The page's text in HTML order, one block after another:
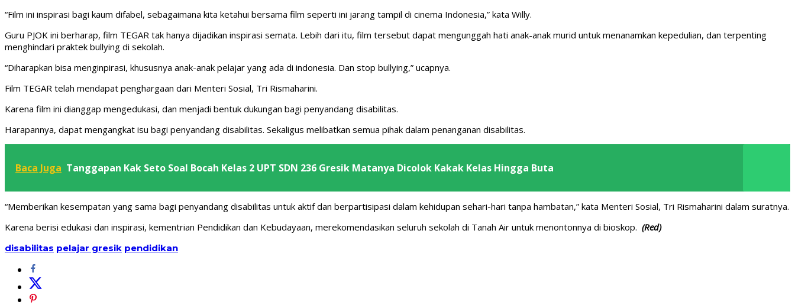
“Film ini inspirasi bagi kaum difabel, sebagaimana kita ketahui bersama film seperti ini jarang tampil di cinema Indonesia,” kata Willy.
Guru PJOK ini berharap, film TEGAR tak hanya dijadikan inspirasi semata. Lebih dari itu, film tersebut dapat mengunggah hati anak-anak murid untuk menanamkan kepedulian, dan terpenting
menghindari praktek bullying di sekolah.
“Diharapkan bisa menginpirasi, khususnya anak-anak pelajar yang ada di indonesia. Dan stop bullying,” ucapnya.
Film TEGAR telah mendapat penghargaan dari Menteri Sosial, Tri Rismaharini.
Karena film ini dianggap mengedukasi, dan menjadi bentuk dukungan bagi penyandang disabilitas.
Harapannya, dapat mengangkat isu bagi penyandang disabilitas. Sekaligus melibatkan semua pihak dalam penanganan disabilitas.
Baca Juga Tanggapan Kak Seto Soal Bocah Kelas 2 UPT SDN 236 Gresik Matanya Dicolok Kakak Kelas Hingga Buta
“Memberikan kesempatan yang sama bagi penyandang disabilitas untuk aktif dan berpartisipasi dalam kehidupan sehari-hari tanpa hambatan,” kata Menteri Sosial, Tri Rismaharini dalam suratnya.
Karena berisi edukasi dan inspirasi, kementrian Pendidikan dan Kebudayaan, merekomendasikan seluruh sekolah di Tanah Air untuk menontonnya di bioskop. (Red)
disabilitas pelajar gresik pendidikan